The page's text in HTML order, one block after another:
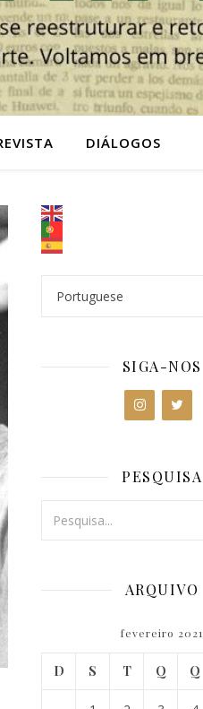
DIÁLOGOS
SIGA-NOS
PESQUISA
ARQUIVO
fevereiro 2021
D S T Q Q